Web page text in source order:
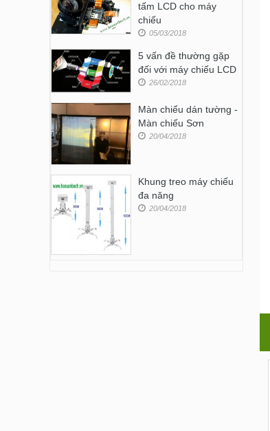
tấm LCD cho máy
chiếu
05/03/2018
5 vấn đề thường gặp
đối với máy chiếu LCD
26/02/2018
Màn chiếu dán tường -
Màn chiếu Sơn
20/04/2018
Khung treo máy chiếu
đa năng
20/04/2018